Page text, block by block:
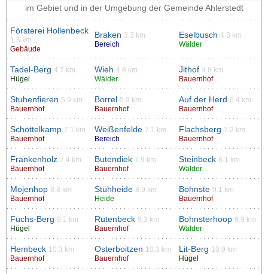
im Gebiet und in der Umgebung der Gemeinde Ahlerstedt
Försterei Hollenbeck
1.5 km
Gebäude
Braken 3.3 km
Bereich
Eselbusch 4.3 km
Wälder
Tadel-Berg 4.7 km
Hügel
Wieh 4.8 km
Wälder
Jithof 4.8 km
Bauernhof
Stuhenfieren 5.9 km
Bauernhof
Borrel
5.9 km
Bauernhof
Auf der Herd
6.4 km
Bauernhof
Schöttelkamp 7.1 km
Bauernhof
Weißenfelde 7.1 km
Bereich
Flachsberg 7.2 km
Bauernhof
Frankenholz 7.4 km
Bauernhof
Butendiek 7.9 km
Bauernhof
Steinbeck 8.1 km
Wälder
Mojenhop 8.8 km
Bauernhof
Stühheide 8.9 km
Heide
Bohnste 9.1 km
Bauernhof
Fuchs-Berg 9.1 km
Hügel
Rutenbeck 9.3 km
Bauernhof
Bohnsterhoop 9.9 km
Wälder
Hembeck 10.3 km
Bauernhof
Osterboitzen 10.3 km
Bauernhof
Lit-Berg 10.9 km
Hügel